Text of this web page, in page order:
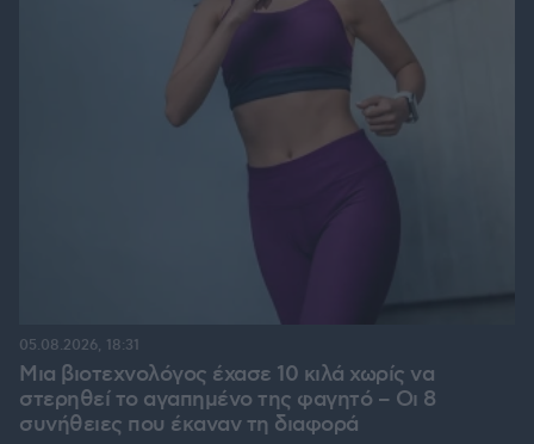
Μια βιοτεχνολόγος έχασε 10 κιλά χωρίς να
στερηθεί το αγαπημένο της φαγητό – Οι 8
συνήθειες που έκαναν τη διαφορά
05.08.2026, 18:31